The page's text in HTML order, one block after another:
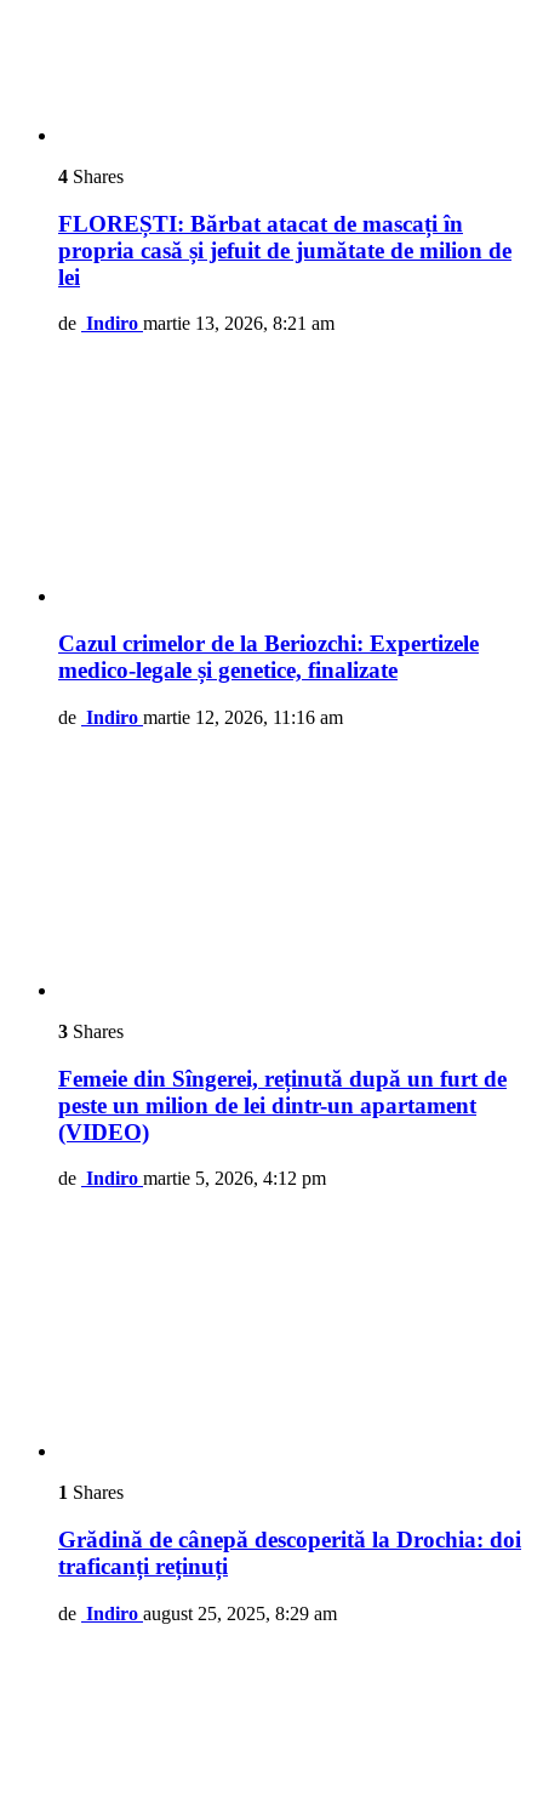
4 Shares
FLOREȘTI: Bărbat atacat de mascați în
propria casă și jefuit de jumătate de milion de
lei
de Indiro martie 13, 2026, 8:21 am
Cazul crimelor de la Beriozchi: Expertizele
medico-legale și genetice, finalizate
de Indiro martie 12, 2026, 11:16 am
3 Shares
Femeie din Sîngerei, reținută după un furt de
peste un milion de lei dintr-un apartament
(VIDEO)
de Indiro martie 5, 2026, 4:12 pm
1 Shares
Grădină de cânepă descoperită la Drochia: doi
traficanți reținuți
de Indiro august 25, 2025, 8:29 am